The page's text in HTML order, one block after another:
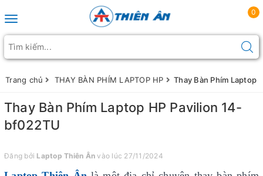
Toggle navigation
0
Trang chủ THAY BÀN PHÍM LAPTOP HP Thay Bàn Phím Laptop
Thay Bàn Phím Laptop HP Pavilion 14-
bf022TU
Đăng bởi Laptop Thiên Ân vào lúc 27/11/2024